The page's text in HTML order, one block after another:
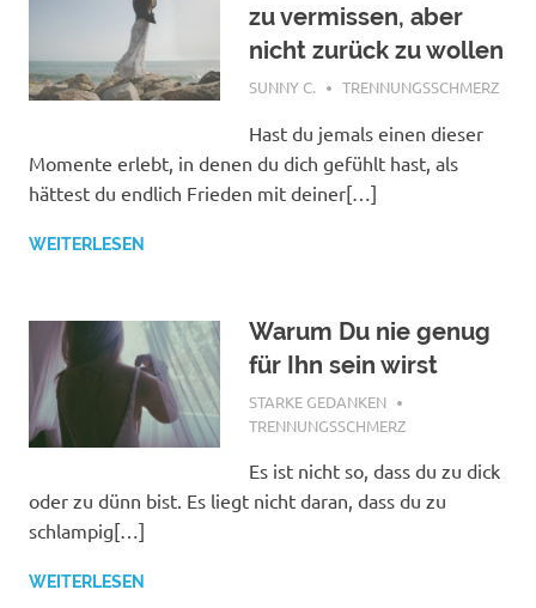
zu vermissen, aber
nicht zurück zu wollen
DEZEMBER 16, 2017
SUNNY C. TRENNUNGSSCHMERZ
Hast du jemals einen dieser
Momente erlebt, in denen du dich gefühlt hast, als
hättest du endlich Frieden mit deiner[…]
WEITERLESEN
Warum Du nie genug
für Ihn sein wirst
NOVEMBER 29, 2017
STARKE GEDANKEN
TRENNUNGSSCHMERZ
Es ist nicht so, dass du zu dick
oder zu dünn bist. Es liegt nicht daran, dass du zu
schlampig[…]
WEITERLESEN